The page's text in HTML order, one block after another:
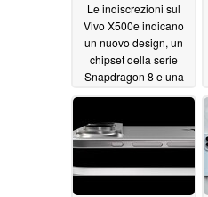
Le indiscrezioni sul
Vivo X500e indicano
un nuovo design, un
chipset della serie
Snapdragon 8 e una
fotocamera ottimizzata